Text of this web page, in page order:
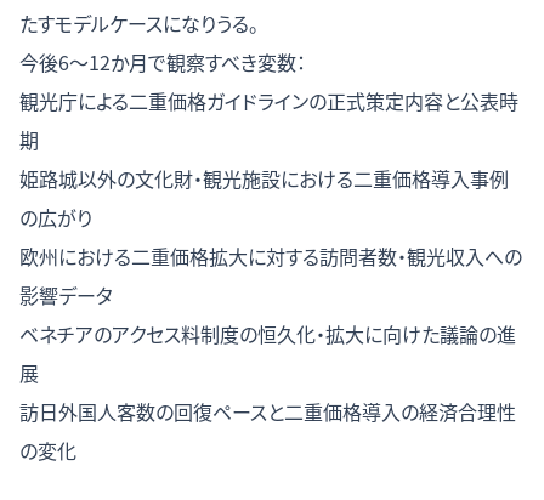
たすモデルケースになりうる。
今後6〜12か月で観察すべき変数：
観光庁による二重価格ガイドラインの正式策定内容と公表時
期
姫路城以外の文化財・観光施設における二重価格導入事例
の広がり
欧州における二重価格拡大に対する訪問者数・観光収入への
影響データ
ベネチアのアクセス料制度の恒久化・拡大に向けた議論の進
展
訪日外国人客数の回復ペースと二重価格導入の経済合理性
の変化